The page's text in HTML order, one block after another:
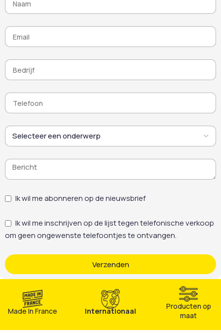
dekking en maximale
productiviteit.
Ik wil me abonneren op de nieuwsbrief
Ik wil me inschrijven op de lijst tegen telefonische verkoop
om geen ongewenste telefoontjes te ontvangen.
Verzenden
Made In France Internationaal
Producten op
maat